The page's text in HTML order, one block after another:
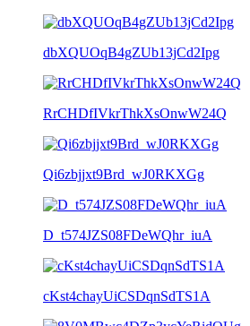
dbXQUOqB4gZUb13jCd2Ipg
RrCHDfIVkrThkXsOnwW24Q
Qi6zbjjxt9Brd_wJ0RKXGg
D_t574JZS08FDeWQhr_iuA
cKst4chayUiCSDqnSdTS1A